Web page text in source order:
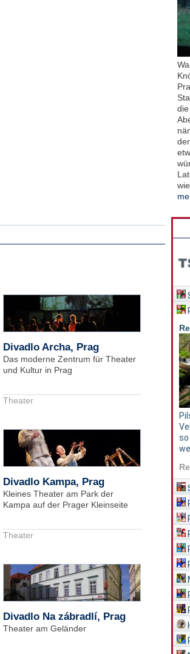
Divadlo Archa, Prag
Das moderne Zentrum für Theater
und Kultur in Prag
Theater
Divadlo Kampa, Prag
Kleines Theater am Park der
Kampa auf der Prager Kleinseite
Theater
Divadlo Na zábradlí, Prag
Theater am Geländer
so